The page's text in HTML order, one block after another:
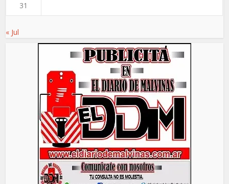
31
« Jul